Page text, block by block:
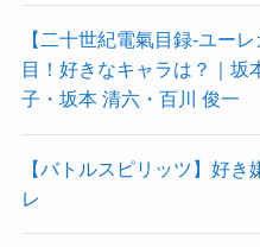
【二十世紀電氣目録-ユー
目！好きなキャラは？｜坂
子・坂本 清六・百川 俊一
【バトルスピリッツ】好
レ